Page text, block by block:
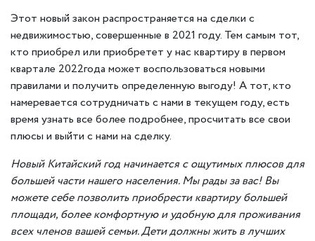
Этот новый закон распространяется на сделки с
недвижимостью, совершенные в 2021 году. Тем самым тот,
кто приобрел или приобретет у нас квартиру в первом
квартале 2022года может воспользоваться новыми
правилами и получить определенную выгоду! А тот, кто
намеревается сотрудничать с нами в текущем году, есть
время узнать все более подробнее, просчитать все свои
плюсы и выйти с нами на сделку.
Новый Китайский год начинается с ощутимых плюсов для
большей части нашего населения. Мы рады за вас! Вы
можете себе позволить приобрести квартиру большей
площади, более комфортную и удобную для проживания
всех членов вашей семьи. Дети должны жить в лучших